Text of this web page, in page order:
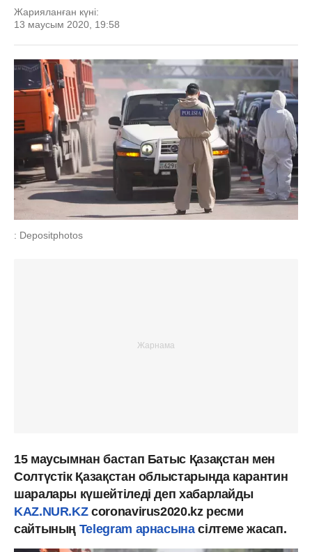
Жарияланған күні:
13 маусым 2020, 19:58
: Depositphotos
15 маусымнан бастап Батыс Қазақстан мен
Солтүстік Қазақстан облыстарында карантин
шаралары күшейтіледі деп хабарлайды
KAZ.NUR.KZcoronavirus2020.kz ресми
сайтының Telegram арнасынасілтеме жасап.